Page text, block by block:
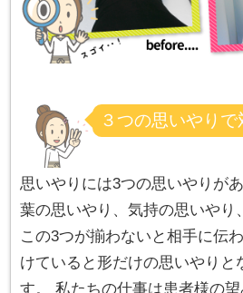
３つの思いやりで
思いやりには3つの思いやりが
葉の思いやり、気持の思いやり
この3つが揃わないと相手に伝
けていると形だけの思いやりと
す。 私たちの仕事は患者様の